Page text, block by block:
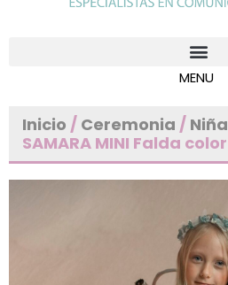
Inicio / Ceremonia / Niña
SAMARA MINI Falda color